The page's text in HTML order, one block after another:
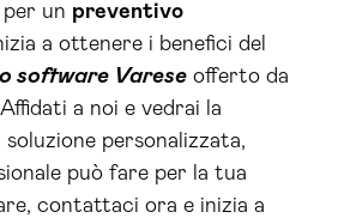
un preventivo
a ottenere i benefici del
software Varese offerto da
a noi e vedrai la
personalizzata,
può fare per la tua
contattaci ora e inizia a